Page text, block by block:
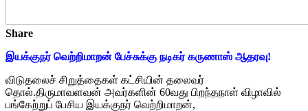
Share
இயக்குநர் வெற்றிமாறன் பேச்சுக்கு நடிகர் கருணாஸ் ஆதரவு!
விடுதலைச் சிறுத்தைகள் கட்சியின் தலைவர்
தொல்.திருமாவளவன் அவர்களின் 60வது பிறந்தநாள் விழாவில்
பங்கேற்றுப் பேசிய இயக்குநர் வெற்றிமாறன்,